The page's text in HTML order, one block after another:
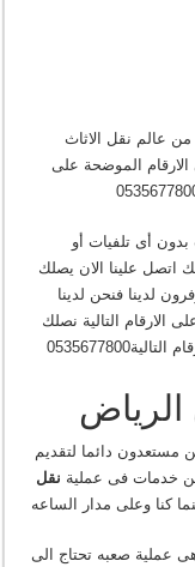
عالم نقل الاثاث
الموضحة على
أى تلفيات أو
اتصل علينا الان يصلك
لدينا فنحن لدينا
الارقام التالية نصلك
مستعدون دائما لتقديم
من خدمات فى عملية نقل
كنا وعلى مدار الساعه
عملية صعبه تحتاج الى